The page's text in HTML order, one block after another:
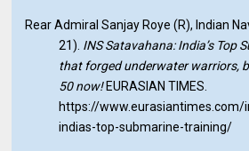
Rear Admiral Sanjay Roye (R), Indian
21). INS Satavahana: India’s Top
that forged underwater warriors,
50 now!EURASIAN TIMES.
https://www.eurasiantimes.com/
indias-top-submarine-training/